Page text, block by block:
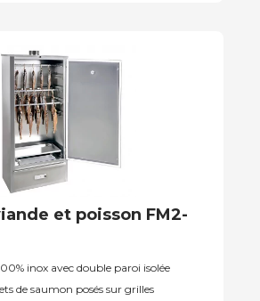
et poisson FM2-
inox avec double paroi isolée
de saumon posés sur grilles